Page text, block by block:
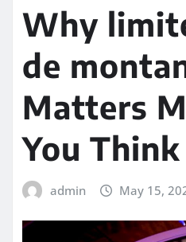
Why
de
Matters
You Think
admin May 15,